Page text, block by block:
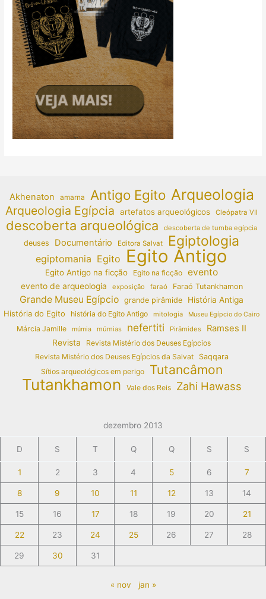
Akhenaton amarna Antigo Egito Arqueologia
Arqueologia Egípcia artefatos arqueológicos Cleópatra VII
descoberta arqueológica descoberta de tumba egípcia
deuses Documentário Editora Salvat Egiptologia
egiptomania Egito Egito Antigo
Egito Antigo na ficção Egito na ficção evento
evento de arqueologia exposição faraó Faraó Tutankhamon
Grande Museu Egípcio grande pirâmide
História Antiga
História do Egito
história do Egito Antigo mitologia Museu Egípcio do Cairo
Márcia Jamille múmia múmias nefertiti Pirâmides Ramses II
Revista
Revista Mistério dos Deuses Egípcios
Revista Mistério dos Deuses Egípcios da Salvat
Saqqara
Sítios arqueológicos em perigo
Tutancâmon
Tutankhamon Vale dos Reis Zahi Hawass
dezembro 2013
D S T Q Q S S
1 2 3 4 5 6 7
8 9 10 11 12 13 14
15 16 17 18 19 20 21
22 23 24 25 26 27 28
29 30 31
« nov jan »